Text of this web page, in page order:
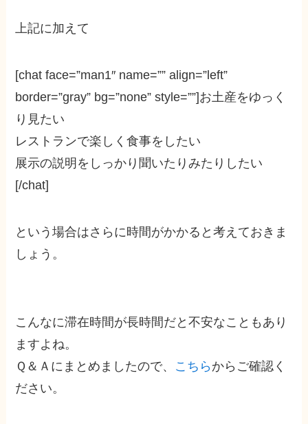
上記に加えて
[chat face=”man1″ name=”” align=”left”
border=”gray” bg=”none” style=””]お土産をゆっく
り見たい
レストランで楽しく食事をしたい
展示の説明をしっかり聞いたりみたりしたい
[/chat]
という場合はさらに時間がかかると考えておきま
しょう。
こんなに滞在時間が長時間だと不安なこともあり
ますよね。
Ｑ＆Ａにまとめましたので、 こちら からご確認く
ださい。